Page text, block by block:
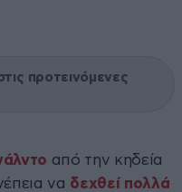
προτεινόμενες
από την κηδεία
να δεχθεί πολλά